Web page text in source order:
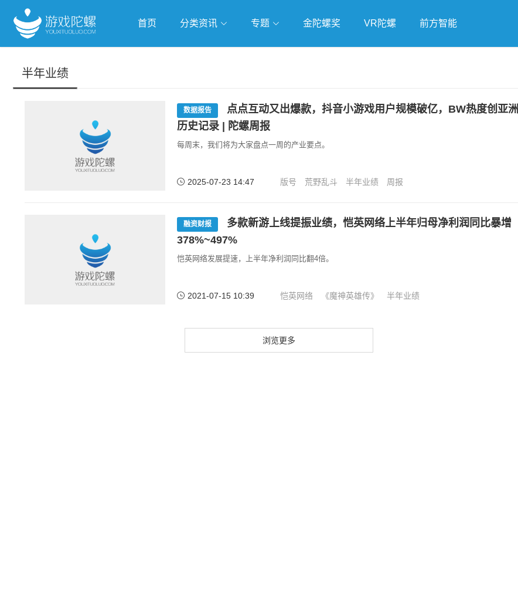
首页 分类资讯 专题 金陀螺奖 VR陀螺 前方智能
半年业绩
数据报告
点点互动又出爆款，抖音小游戏用户规模破亿，BW热度创亚洲
历史记录 | 陀螺周报
每周末，我们将为大家盘点一周的产业要点。
2025-07-23 14:47 版号 荒野乱斗 半年业绩 周报
融资财报
多款新游上线提振业绩，恺英网络上半年归母净利润同比暴增
378%~497%
恺英网络发展提速，上半年净利润同比翻4倍。
2021-07-15 10:39 恺英网络 《魔神英雄传》 半年业绩
浏览更多